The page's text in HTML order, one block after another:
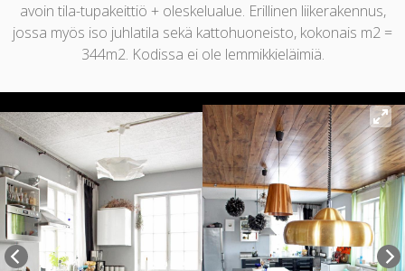
avoin tila-tupakeittiö + oleskelualue. Erillinen liikerakennus,
jossa myös iso juhlatila sekä kattohuoneisto, kokonais m2 =
344m2. Kodissa ei ole lemmikkieläimiä.